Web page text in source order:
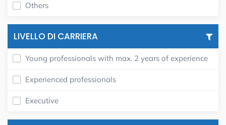
Others
LIVELLO DI CARRIERA
Young professionals with max. 2 years of experience
Experienced professionals
Executive